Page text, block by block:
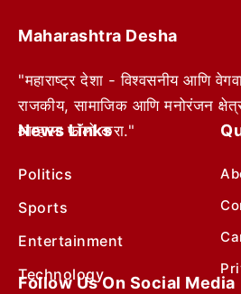
Maharashtra Desha
"महाराष्ट्र देशा - विश्वसनीय आणि
राजकीय, सामाजिक आणि मनोरंजन
आम्हाला फॉलो करा."
News Links
Politics
Sports
Entertainment
Technology
Follow Us On Social Media